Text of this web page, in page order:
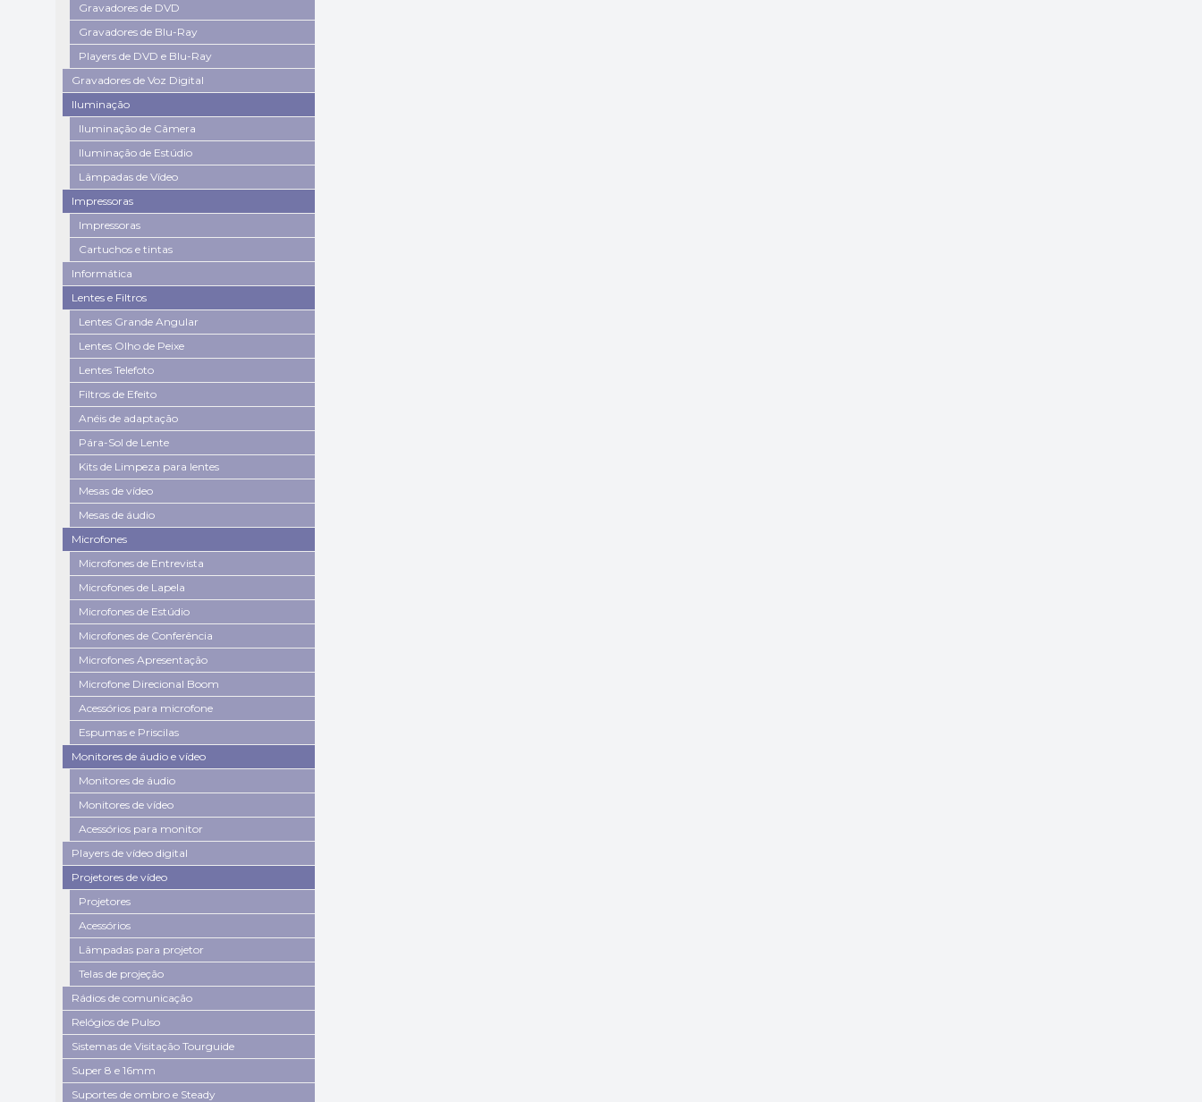
Gravadores de DVD
Gravadores de Blu-Ray
Players de DVD e Blu-Ray
Gravadores de Voz Digital
Iluminação
Iluminação de Câmera
Iluminação de Estúdio
Lâmpadas de Vídeo
Impressoras
Impressoras
Cartuchos e tintas
Informática
Lentes e Filtros
Lentes Grande Angular
Lentes Olho de Peixe
Lentes Telefoto
Filtros de Efeito
Anéis de adaptação
Pára-Sol de Lente
Kits de Limpeza para lentes
Mesas de vídeo
Mesas de áudio
Microfones
Microfones de Entrevista
Microfones de Lapela
Microfones de Estúdio
Microfones de Conferência
Microfones Apresentação
Microfone Direcional Boom
Acessórios para microfone
Espumas e Priscilas
Monitores de áudio e vídeo
Monitores de áudio
Monitores de vídeo
Acessórios para monitor
Players de vídeo digital
Projetores de vídeo
Projetores
Acessórios
Lâmpadas para projetor
Telas de projeção
Rádios de comunicação
Relógios de Pulso
Sistemas de Visitação Tourguide
Super 8 e 16mm
Suportes de ombro e Steady